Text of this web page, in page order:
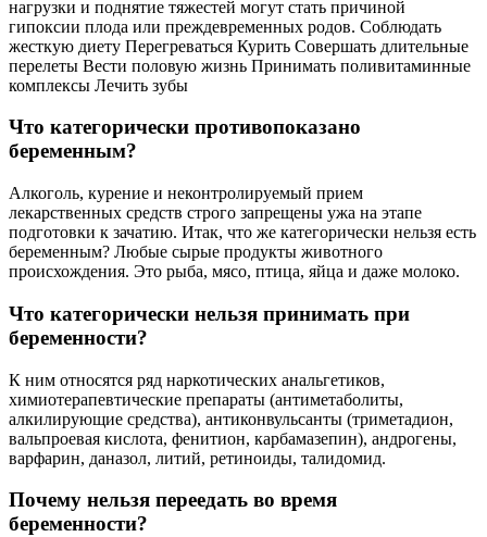
нагрузки и поднятие тяжестей могут стать причиной
гипоксии плода или преждевременных родов. Соблюдать
жесткую диету Перегреваться Курить Совершать длительные
перелеты Вести половую жизнь Принимать поливитаминные
комплексы Лечить зубы
Что категорически противопоказано
беременным?
Алкоголь, курение и неконтролируемый прием
лекарственных средств строго запрещены ужа на этапе
подготовки к зачатию. Итак, что же категорически нельзя есть
беременным? Любые сырые продукты животного
происхождения. Это рыба, мясо, птица, яйца и даже молоко.
Что категорически нельзя принимать при
беременности?
К ним относятся ряд наркотических анальгетиков,
химиотерапевтические препараты (антиметаболиты,
алкилирующие средства), антиконвульсанты (триметадион,
вальпроевая кислота, фенитион, карбамазепин), андрогены,
варфарин, даназол, литий, ретиноиды, талидомид.
Почему нельзя переедать во время
беременности?